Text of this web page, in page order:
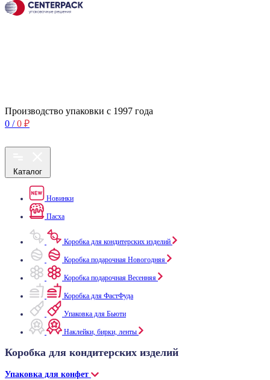
Производство упаковки с 1997 года
0 / 0 ₽
Каталог
Новинки
Пасха
Коробка для кондитерских изделий
Коробка подарочная Новогодняя
Коробка подарочная Весенняя
Коробка для ФастФуда
Упаковка для Бьюти
Наклейки, бирки, ленты
Коробка для кондитерских изделий
Упаковка для конфет